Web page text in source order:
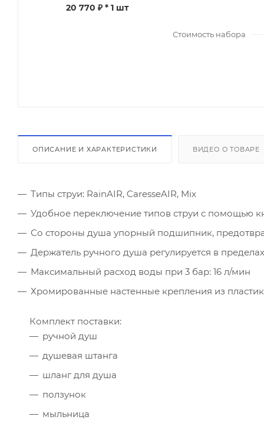
20 770 ₽ * 1 шт
Стоимость набора
ОПИСАНИЕ И ХАРАКТЕРИСТИКИ ВИДЕО О ТОВАРЕ
Типы струи: RainAIR, CaresseAIR, Mix
Удобное переключение типов струи с помощью
Со стороны душа упорный подшипник,
Держатель ручного душа регулируется в
Максимальный расход воды при 3 бар: 16 л/мин
Хромированные настенные крепления из
Комплект поставки:
ручной душ
душевая штанга
шланг для душа
ползунок
мыльница